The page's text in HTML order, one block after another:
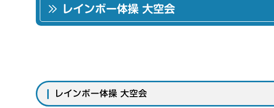
レインボー体操 大空会
レインボー体操 大空会